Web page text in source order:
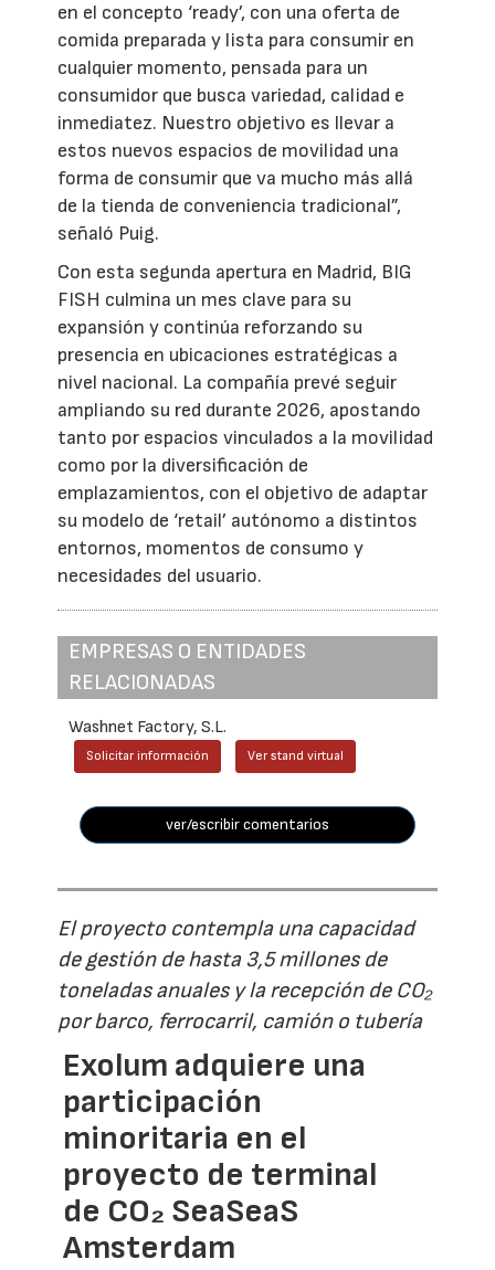
en el concepto ‘ready’, con una oferta de
comida preparada y lista para consumir en
cualquier momento, pensada para un
consumidor que busca variedad, calidad e
inmediatez. Nuestro objetivo es llevar a
estos nuevos espacios de movilidad una
forma de consumir que va mucho más allá
de la tienda de conveniencia tradicional”,
señaló Puig.
Con esta segunda apertura en Madrid, BIG
FISH culmina un mes clave para su
expansión y continúa reforzando su
presencia en ubicaciones estratégicas a
nivel nacional. La compañía prevé seguir
ampliando su red durante 2026, apostando
tanto por espacios vinculados a la movilidad
como por la diversificación de
emplazamientos, con el objetivo de adaptar
su modelo de ‘retail’ autónomo a distintos
entornos, momentos de consumo y
necesidades del usuario.
EMPRESAS O ENTIDADES
RELACIONADAS
Washnet Factory, S.L.
Solicitar información Ver stand virtual
ver/escribir comentarios
El proyecto contempla una capacidad
de gestión de hasta 3,5 millones de
toneladas anuales y la recepción de CO₂
por barco, ferrocarril, camión o tubería
Exolum adquiere una
participación
minoritaria en el
proyecto de terminal
de CO₂ SeaSeaS
Amsterdam